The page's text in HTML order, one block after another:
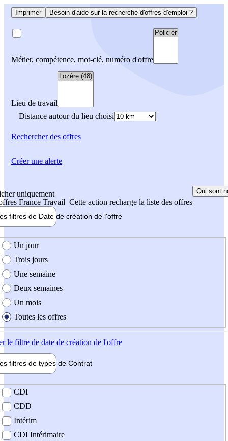
Imprimer Besoin d'aide sur la recherche d'offres d'emploi ?
Métier, compétence, mot-clé, numéro d'offre
Lieu de travail
Distance autour du lieu choisi
Rechercherdes offres
uniquement
France Travail Cette action recharge la liste des offres
Qui sont
filtres de Date de création de l'offre
création de l'offre
Un jour
Trois jours
Une semaine
Deux semaines
Un mois
Toutes les offres
le filtre de date de création de l'offre
filtres de types de Contrat
contrat
CDI
CDD
Intérim
CDI Intérimaire
Créer une alerte